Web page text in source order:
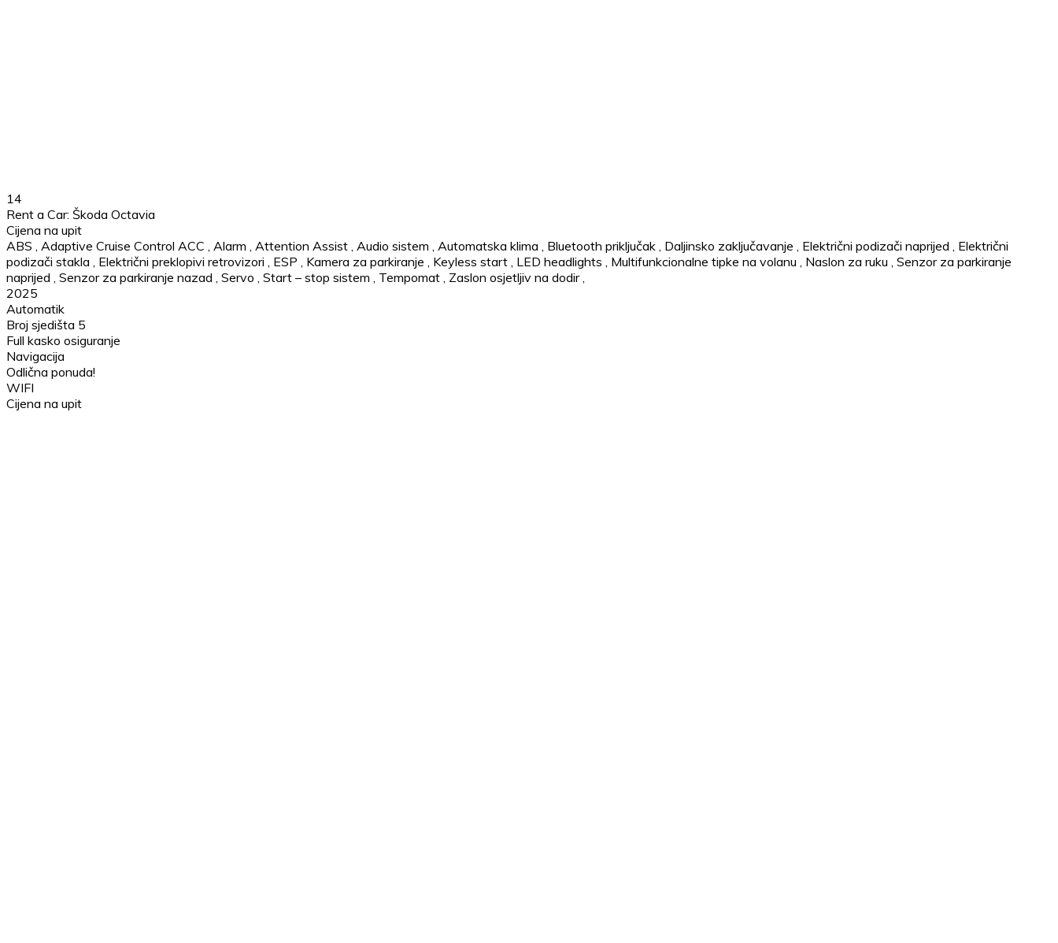
14
Rent a Car: Škoda Octavia
Cijena na upit
ABS , Adaptive Cruise Control ACC , Alarm , Attention Assist , Audio sistem , Automatska klima , Bluetooth priključak , Daljinsko zaključavanje , Električni podizači naprijed , Električni
podizači stakla , Električni preklopivi retrovizori , ESP , Kamera za parkiranje , Keyless start , LED headlights , Multifunkcionalne tipke na volanu , Naslon za ruku , Senzor za parkiranje
naprijed , Senzor za parkiranje nazad , Servo , Start – stop sistem , Tempomat , Zaslon osjetljiv na dodir ,
2025
Automatik
Broj sjedišta 5
Full kasko osiguranje
Navigacija
Odlična ponuda!
WIFI
Cijena na upit